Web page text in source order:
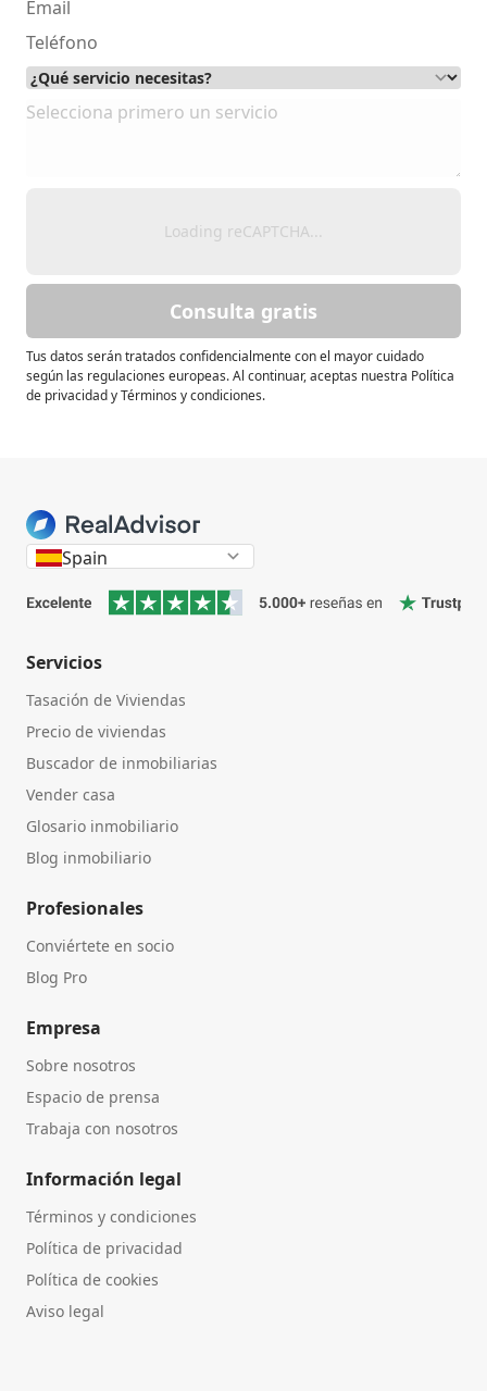
Loading reCAPTCHA...
Consulta gratis
Tus datos serán tratados confidencialmente con el mayor cuidado
según las regulaciones europeas. Al continuar, aceptas nuestra Política
de privacidad y Términos y condiciones.
Spain
Servicios
Tasación de Viviendas
Precio de viviendas
Buscador de inmobiliarias
Vender casa
Glosario inmobiliario
Blog inmobiliario
Profesionales
Conviértete en socio
Blog Pro
Empresa
Sobre nosotros
Espacio de prensa
Trabaja con nosotros
Información legal
Términos y condiciones
Política de privacidad
Política de cookies
Aviso legal